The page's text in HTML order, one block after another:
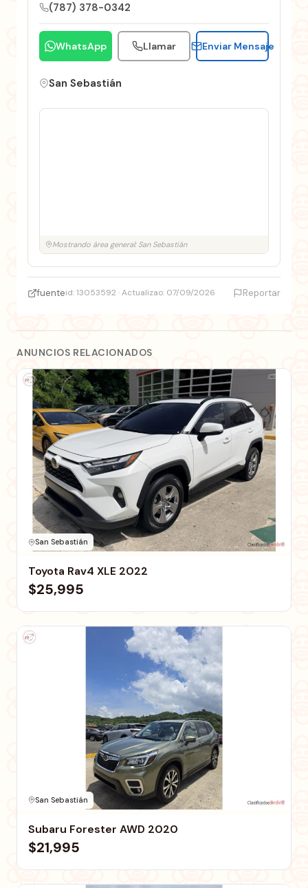
(787) 378-0342
WhatsApp Llamar Enviar Mensaje
San Sebastián
Mostrando área general: San Sebastián
fuenteid: 13053592 · Actualizao: 07/09/2026 Reportar
ANUNCIOS RELACIONADOS
San Sebastián
Toyota Rav4 XLE 2022
$25,995
San Sebastián
Subaru Forester AWD 2020
$21,995